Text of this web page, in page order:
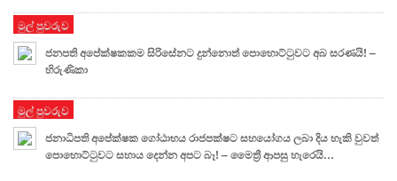
මුල් පුවරුව
ජනපති අපේක්ෂකකම සිරිසේනට දුන්නොත් පොහොට්ටුවට අබ සරණයි! –
හිරුණිකා
මුල් පුවරුව
ජනාධිපති අපේක්ෂක ගෝඨාභය රාජපක්ෂට සහයෝගය ලබා දිය හැකි වුවත්
පොහොට්ටුවට සහාය දෙන්න අපට බෑ! – මෛත්‍රී ආපසු හැරෙයි…